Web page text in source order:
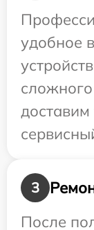
удобное
доставим
3
После